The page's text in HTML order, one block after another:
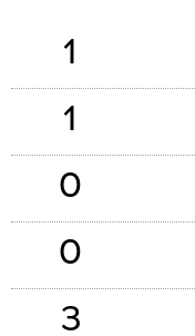
1
1
0
0
3